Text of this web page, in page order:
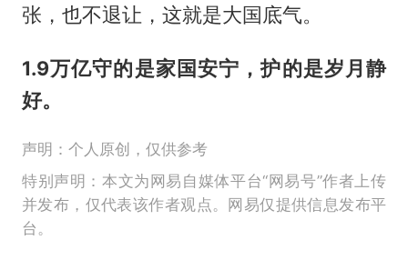
张，也不退让，这就是大国底气。
1.9万亿守的是家国安宁，护的是岁月静
好。
声明：个人原创，仅供参考
特别声明：本文为网易自媒体平台“网易号”作者上传
并发布，仅代表该作者观点。网易仅提供信息发布平
台。